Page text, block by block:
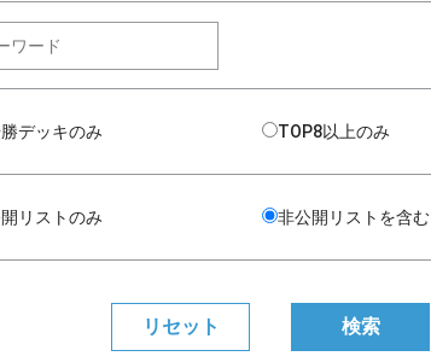
デッキのみ TOP8以上のみ
リストのみ 非公開リストを含む